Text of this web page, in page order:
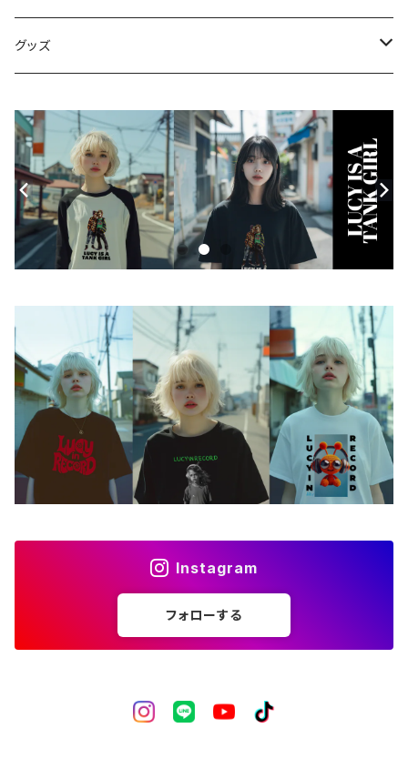
シャツ
グッズ
モバイルケース
Androidケース
iPhoneケース
スマホリング
ステッカー
アクセサリー
バッグ
アートワーク
フォトカード
ライフスタイル
Instagram
フォローする